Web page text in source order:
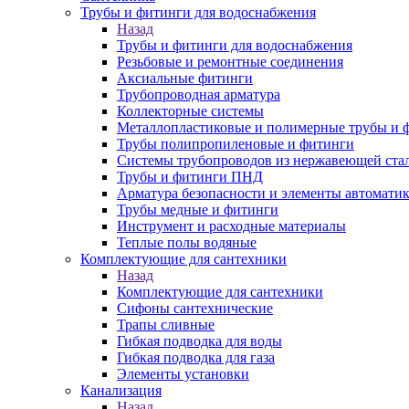
Трубы и фитинги для водоснабжения
Назад
Трубы и фитинги для водоснабжения
Резьбовые и ремонтные соединения
Аксиальные фитинги
Трубопроводная арматура
Коллекторные системы
Металлопластиковые и полимерные трубы и
Трубы полипропиленовые и фитинги
Системы трубопроводов из нержавеющей
Трубы и фитинги ПНД
Арматура безопасности и элементы
Трубы медные и фитинги
Инструмент и расходные материалы
Теплые полы водяные
Комплектующие для сантехники
Назад
Комплектующие для сантехники
Сифоны сантехнические
Трапы сливные
Гибкая подводка для воды
Гибкая подводка для газа
Элементы установки
Канализация